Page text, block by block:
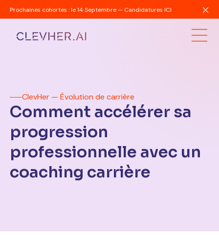
Prochaines cohortes : le 14 Septembre — Candidatures ICI
ClevHer — Évolution de carrière
Comment accélérer sa
progression
professionnelle avec un
coaching carrière